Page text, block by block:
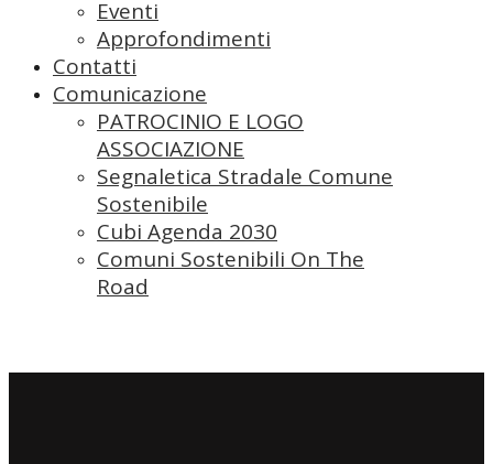
Eventi
Approfondimenti
Contatti
Comunicazione
PATROCINIO E LOGO
ASSOCIAZIONE
Segnaletica Stradale Comune
Sostenibile
Cubi Agenda 2030
Comuni Sostenibili On The
Road